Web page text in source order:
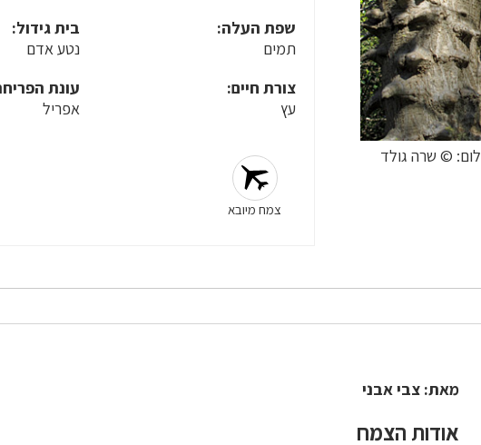
© שרה גולד
שפת העלה:
תמים
בית גידול:
נטע אדם
צורת חיים:
עץ
עונת
אפריל
צמח מיובא
מאת: צבי אבני
אודות הצמח